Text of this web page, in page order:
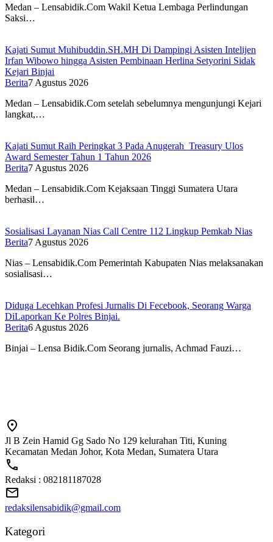
Medan – Lensabidik.Com Wakil Ketua Lembaga Perlindungan
Saksi…
Kajati Sumut Muhibuddin.SH.MH Di Dampingi Asisten Intelijen
Irfan Wibowo hingga Asisten Pembinaan Herlina Setyorini Sidak
Kejari Binjai
Berita7 Agustus 2026
Medan – Lensabidik.Com setelah sebelumnya mengunjungi Kejari
langkat,…
Kajati Sumut Raih Peringkat 3 Pada Anugerah Treasury Ulos
Award Semester Tahun 1 Tahun 2026
Berita7 Agustus 2026
Medan – Lensabidik.Com Kejaksaan Tinggi Sumatera Utara
berhasil…
Sosialisasi Layanan Nias Call Centre 112 Lingkup Pemkab Nias
Berita7 Agustus 2026
Nias – Lensabidik.Com Pemerintah Kabupaten Nias melaksanakan
sosialisasi…
Diduga Lecehkan Profesi Jurnalis Di Fecebook, Seorang Warga
DiLaporkan Ke Polres Binjai.
Berita6 Agustus 2026
Binjai – Lensa Bidik.Com Seorang jurnalis, Achmad Fauzi…
Jl B Zein Hamid Gg Sado No 129 kelurahan Titi, Kuning
Kecamatan Medan Johor, Kota Medan, Sumatera Utara
Redaksi : 082181187028
redaksilensabidik@gmail.com
Kategori